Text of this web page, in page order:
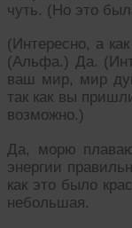
чуть. (Но это
(Интересно, а
(Альфа.) Да.
ваш мир, мир
так как вы
возможно.)
Да, морю
энергии
как это было
небольшая.